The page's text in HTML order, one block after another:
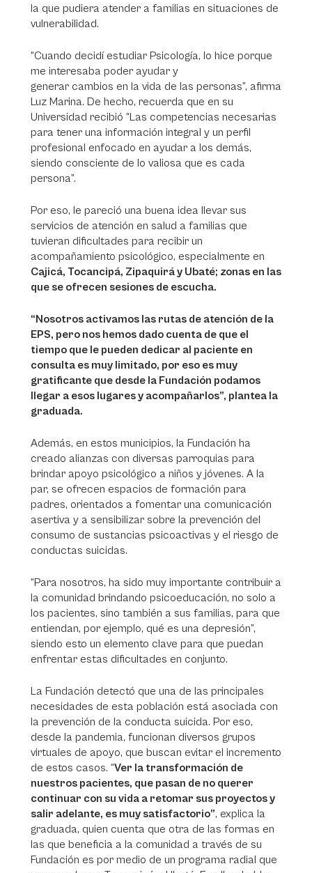
la que pudiera atender a familias en situaciones de
vulnerabilidad.
“Cuando decidí estudiar Psicología, lo hice porque
me interesaba poder ayudar y
generar cambios en la vida de las personas”, afirma
Luz Marina. De hecho, recuerda que en su
Universidad recibió “Las competencias necesarias
para tener una información integral y un perfil
profesional enfocado en ayudar a los demás,
siendo consciente de lo valiosa que es cada
persona”.
Por eso, le pareció una buena idea llevar sus
servicios de atención en salud a familias que
tuvieran dificultades para recibir un
acompañamiento psicológico, especialmente en
Cajicá, Tocancipá, Zipaquirá y Ubaté; zonas en las
que se ofrecen sesiones de escucha.
“Nosotros activamos las rutas de atención de la
EPS, pero nos hemos dado cuenta de que el
tiempo que le pueden dedicar al paciente en
consulta es muy limitado, por eso es muy
gratificante que desde la Fundación podamos
llegar a esos lugares y acompañarlos”, plantea la
graduada.
Además, en estos municipios, la Fundación ha
creado alianzas con diversas parroquias para
brindar apoyo psicológico a niños y jóvenes. A la
par, se ofrecen espacios de formación para
padres, orientados a fomentar una comunicación
asertiva y a sensibilizar sobre la prevención del
consumo de sustancias psicoactivas y el riesgo de
conductas suicidas.
“Para nosotros, ha sido muy importante contribuir a
la comunidad brindando psicoeducación, no solo a
los pacientes, sino también a sus familias, para que
entiendan, por ejemplo, qué es una depresión”,
siendo esto un elemento clave para que puedan
enfrentar estas dificultades en conjunto.
La Fundación detectó que una de las principales
necesidades de esta población está asociada con
la prevención de la conducta suicida. Por eso,
desde la pandemia, funcionan diversos grupos
virtuales de apoyo, que buscan evitar el incremento
de estos casos. “Ver la transformación de
nuestros pacientes, que pasan de no querer
continuar con su vida a retomar sus proyectos y
salir adelante, es muy satisfactorio”, explica la
graduada, quien cuenta que otra de las formas en
las que beneficia a la comunidad a través de su
Fundación es por medio de un programa radial que